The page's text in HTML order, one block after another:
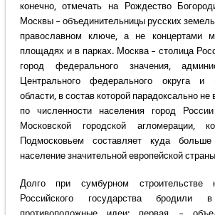
конечно, отмечать на Рождество
Москвы – объединительницы русских
православном ключе, а не концертами
площадях и в парках. Москва – столица
город федерального значения,
Центрального федерального округа и
области, в состав которой парадоксально
по численности населения город
Московской городской агломерации,
Подмосковьем составляет куда
население значительной европейской
Долго при сумбурном строительстве
Российского государства